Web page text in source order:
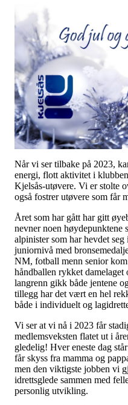
Når vi ser tilbake på 2023,
energi, flott aktivitet i
Kjelsås-utøvere. Vi er stolte
også fostrer utøvere som får
Året som har gått har gitt
nevner noen
alpinister som har hevdet
juniornivå med
NM, fotball menn senior
håndballen rykket
langrenn gikk både jentene
tillegg har det vært en hel
både i individuelt og
Vi ser at vi nå i 2023 får
medlemsveksten flatet ut i
gledelig! Hver eneste dag
får skyss fra mamma og
men den viktigste jobben vi
idrettsglede sammen med
personlig utvikling.